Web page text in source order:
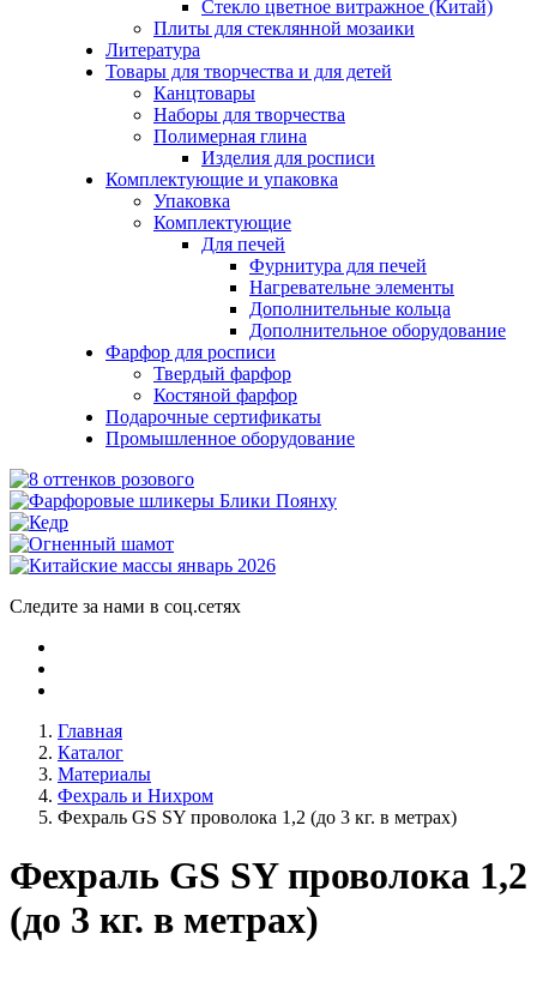
Стекло цветное витражное (Китай)
Плиты для стеклянной мозаики
Литература
Товары для творчества и для детей
Канцтовары
Наборы для творчества
Полимерная глина
Изделия для росписи
Комплектующие и упаковка
Упаковка
Комплектующие
Для печей
Фурнитура для печей
Нагревательне элементы
Дополнительные кольца
Дополнительное оборудование
Фарфор для росписи
Твердый фарфор
Костяной фарфор
Подарочные сертификаты
Промышленное оборудование
Следите за нами в соц.сетях
Главная
Каталог
Материалы
Фехраль и Нихром
Фехраль GS SY проволока 1,2 (до 3 кг. в метрах)
Фехраль GS SY проволока 1,2
(до 3 кг. в метрах)